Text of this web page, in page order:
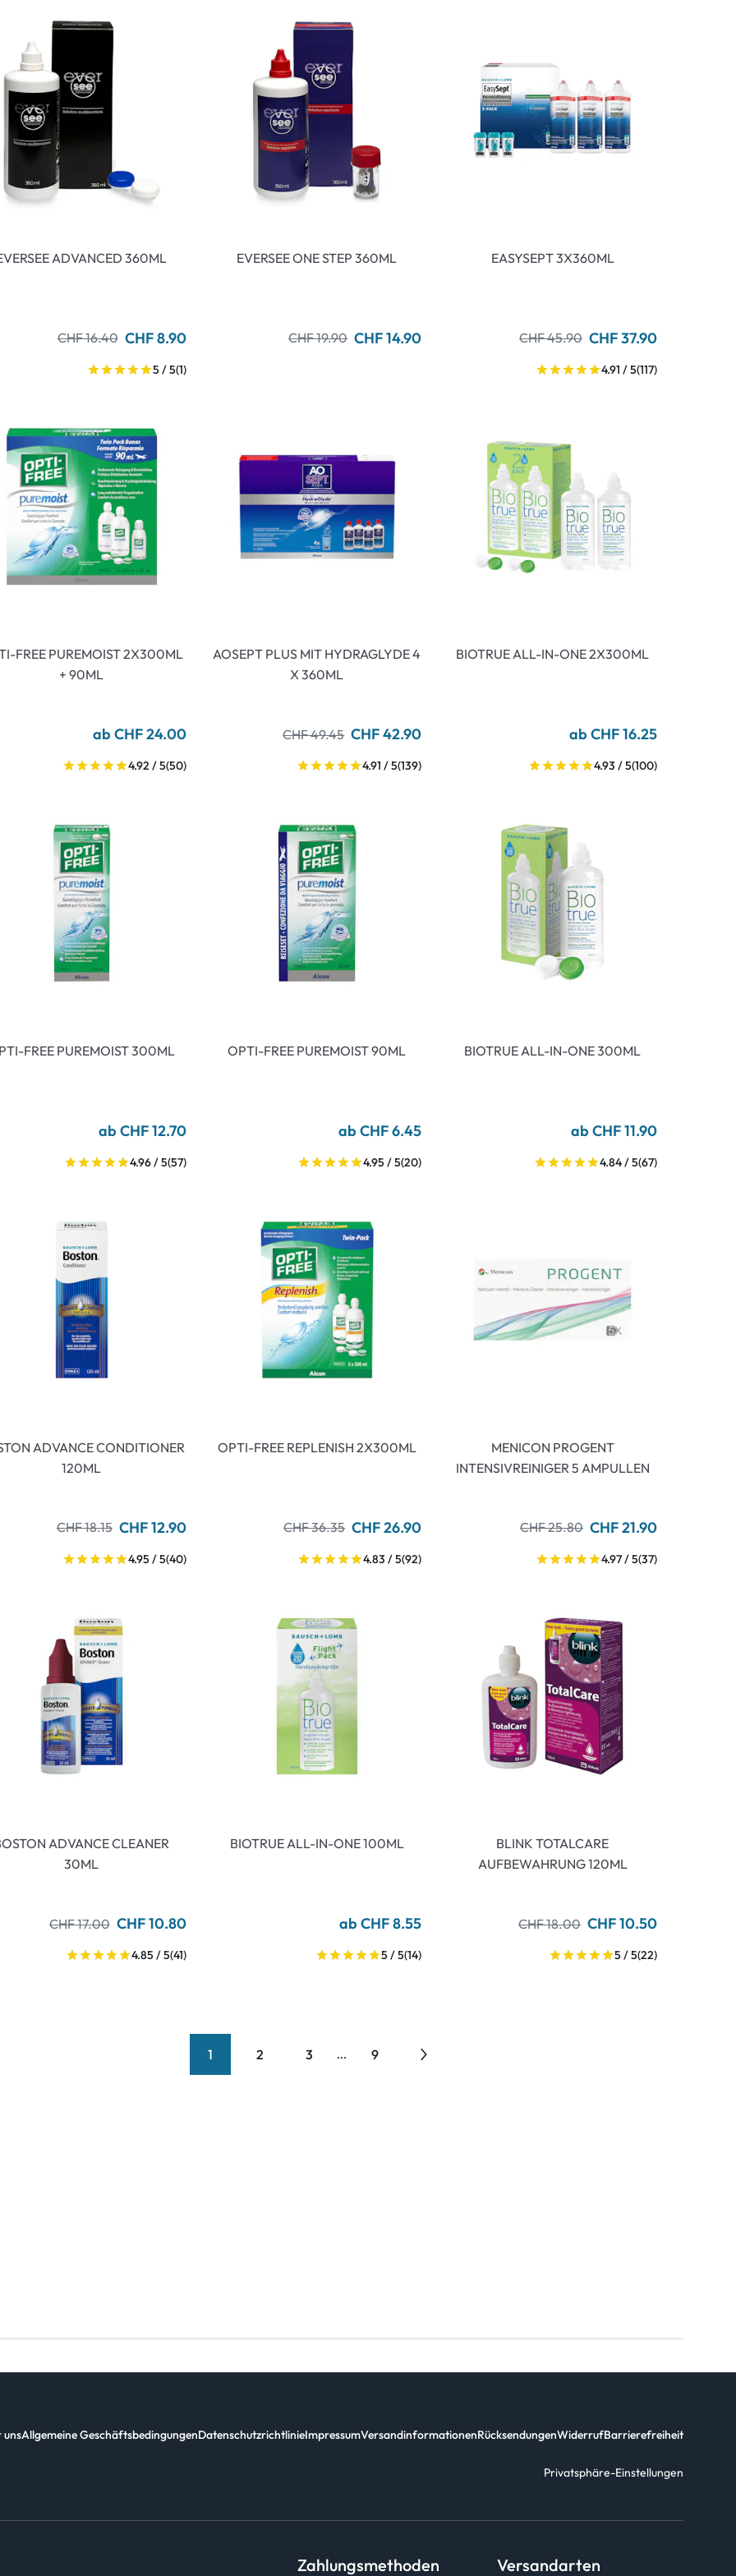
ADVANCED 360ML
CHF 16.40 CHF 8.90
5 / 5(1)
EVERSEE ONE STEP 360ML
CHF 19.90 CHF 14.90
EASYSEPT 3X360ML
CHF 45.90 CHF 37.90
4.91 / 5(117)
FREE PUREMOIST 2X300ML
+ 90ML
ab CHF 24.00
4.92 / 5(50)
AOSEPT PLUS MIT HYDRAGLYDE 4
X 360ML
CHF 49.45 CHF 42.90
4.91 / 5(139)
BIOTRUE ALL-IN-ONE 2X300ML
ab CHF 16.25
4.93 / 5(100)
FREE PUREMOIST 300ML
ab CHF 12.70
4.96 / 5(57)
OPTI-FREE PUREMOIST 90ML
ab CHF 6.45
4.95 / 5(20)
BIOTRUE ALL-IN-ONE 300ML
ab CHF 11.90
4.84 / 5(67)
ADVANCE CONDITIONER
120ML
CHF 18.15 CHF 12.90
4.95 / 5(40)
OPTI-FREE REPLENISH 2X300ML
CHF 36.35 CHF 26.90
4.83 / 5(92)
MENICON PROGENT
INTENSIVREINIGER 5 AMPULLEN
CHF 25.80 CHF 21.90
4.97 / 5(37)
ADVANCE CLEANER
30ML
CHF 17.00 CHF 10.80
4.85 / 5(41)
BIOTRUE ALL-IN-ONE 100ML
ab CHF 8.55
5 / 5(14)
BLINK TOTALCARE
AUFBEWAHRUNG 120ML
CHF 18.00 CHF 10.50
5 / 5(22)
1 2 3 ... 9
unsAllgemeine GeschäftsbedingungenDatenschutzrichtlinieImpressumVersandinformationenRücksendungenWiderrufBarrierefreiheit
Privatsphäre-Einstellungen
Zahlungsmethoden Versandarten